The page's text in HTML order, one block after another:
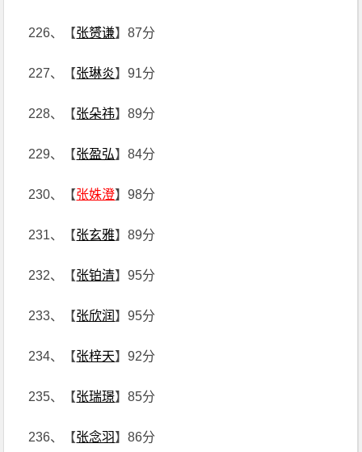
226、【张赟谦】87分
227、【张琳炎】91分
228、【张朵祎】89分
229、【张盈弘】84分
230、【张姝澄】98分
231、【张玄雅】89分
232、【张铂清】95分
233、【张欣润 】95分
234、【张梓天】92分
235、【张瑞璟】85分
236、【张念羽】86分